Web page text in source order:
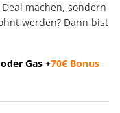
machen, sondern
werden? Dann bist
Gas +70€ Bonus